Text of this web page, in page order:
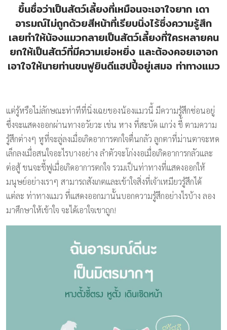
ขึ้นชื่อว่าเป็นสัตว์เลี้ยงที่เหมือนจะเอาใจยาก เดา
อารมณ์ไม่ถูกด้วยสีหน้าที่เรียบนิ่งไร้ซึ่งความรู้สึก
เลยทำให้น้องแมวกลายเป็นสัตว์เลี้ยงที่ใครหลายคน
ยกให้เป็นสัตว์ที่มีความเย่อหยิ่ง และต้องคอยเอาอก
เอาใจให้นายท่านขนฟูยินดีแฮปปี้อยู่เสมอ ท่าทางแมว
แต่รู้หรือไม่ลักษณะท่าทีที่นิ่งเฉยของน้องแมวนี้ มีความรู้สึกซ่อนอยู่
ซึ่งจะแสดงออกผ่านทางอวัยวะ เช่น หาง ที่สะบัด แกว่ง ชี้ ตามความ
รู้สึกต่างๆ หูที่จะลู่ลงเมื่อเกิดอาการตกใจตื่นกลัว ลูกตาที่ม่านตาจะหด
เล็กลงเมื่อสนใจอะไรบางอย่าง ลำตัวจะโก่งงอเมื่อเกิดอาการกลัวและ
ต่อสู้ ขนจะชี้ฟูเมื่อเกิดอาการตกใจ รวมเป็นท่าทางที่แสดงออกให้
มนุษย์อย่างเราๆ สามารถสังเกตและเข้าใจสิ่งที่เจ้าเหมียวรู้สึกได้
แต่ละ ท่าทางแมว ที่แสดงออกมานั้นบอกความรู้สึกอย่างไรบ้าง ลอง
มาศึกษาให้เข้าใจ จะได้เอาใจเขาถูก!